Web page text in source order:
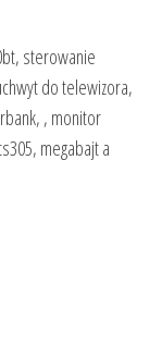
sterowanie
do telewizora,
, monitor
megabajt a